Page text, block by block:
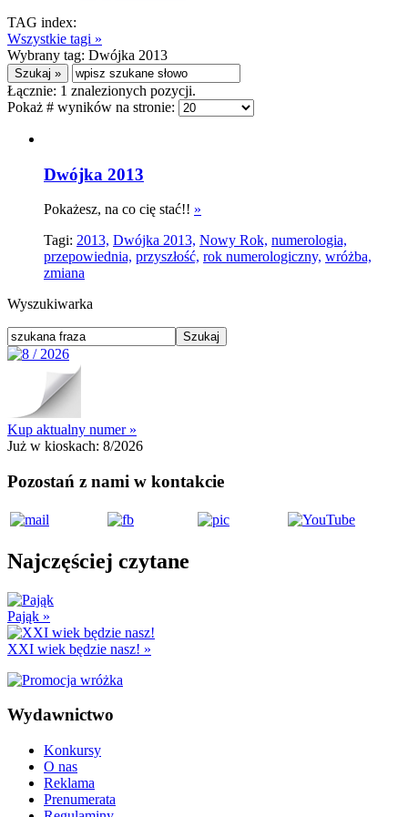
TAG index:
Wszystkie tagi »
Wybrany tag: Dwójka 2013
Łącznie: 1 znalezionych pozycji.
Pokaż # wyników na stronie:
Dwójka 2013
Pokażesz, na co cię stać!! »
Tagi: 2013, Dwójka 2013, Nowy Rok, numerologia,
przepowiednia, przyszłość, rok numerologiczny, wróżba,
zmiana
Wyszukiwarka
Kup aktualny numer »
Już w kioskach: 8/2026
Pozostań z nami w kontakcie
Najczęściej czytane
Pająk »
XXI wiek będzie nasz! »
Wydawnictwo
Konkursy
O nas
Reklama
Prenumerata